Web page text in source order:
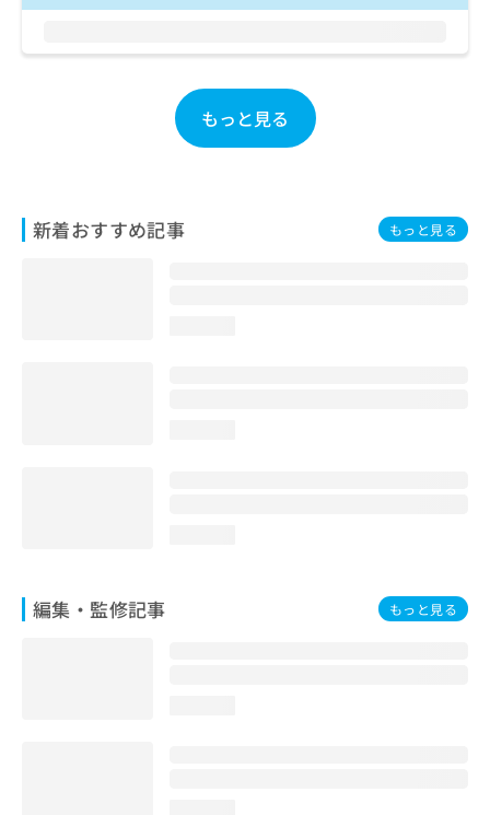
もっと見る
新着おすすめ記事 もっと見る
編集・監修記事 もっと見る
お
い